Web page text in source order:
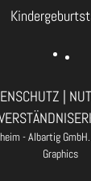
|
- Albartig
Graphics